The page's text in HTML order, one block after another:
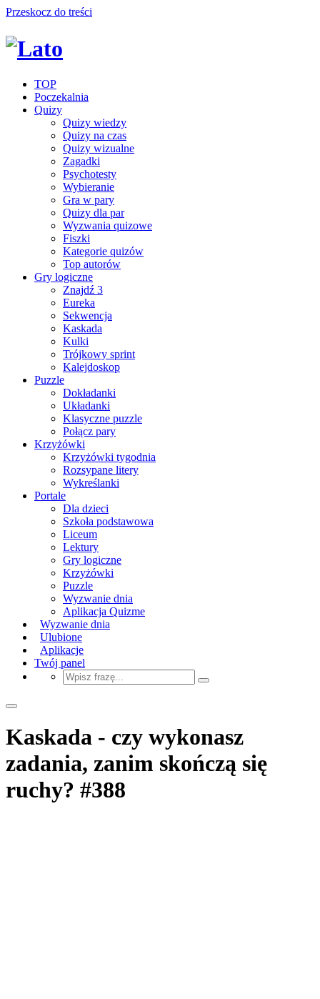
Przeskocz do treści
TOP
Poczekalnia
Quizy
Quizy wiedzy
Quizy na czas
Quizy wizualne
Zagadki
Psychotesty
Wybieranie
Gra w pary
Quizy dla par
Wyzwania quizowe
Fiszki
Kategorie quizów
Top autorów
Gry logiczne
Znajdź 3
Eureka
Sekwencja
Kaskada
Kulki
Trójkowy sprint
Kalejdoskop
Puzzle
Dokładanki
Układanki
Klasyczne puzzle
Połącz pary
Krzyżówki
Krzyżówki tygodnia
Rozsypane litery
Wykreślanki
Portale
Dla dzieci
Szkoła podstawowa
Liceum
Lektury
Gry logiczne
Krzyżówki
Puzzle
Wyzwanie dnia
Aplikacja Quizme
Wyzwanie dnia
Ulubione
Aplikacje
Twój panel
Kaskada - czy wykonasz
zadania, zanim skończą się
ruchy? #388